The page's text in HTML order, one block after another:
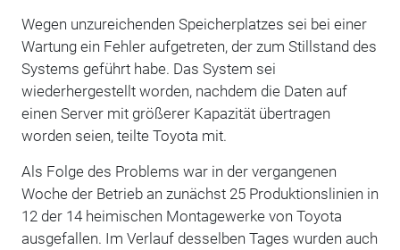
Wegen unzureichenden Speicherplatzes sei bei einer
Wartung ein Fehler aufgetreten, der zum Stillstand des
Systems geführt habe. Das System sei
wiederhergestellt worden, nachdem die Daten auf
einen Server mit größerer Kapazität übertragen
worden seien, teilte Toyota mit.
Als Folge des Problems war in der vergangenen
Woche der Betrieb an zunächst 25 Produktionslinien in
12 der 14 heimischen Montagewerke von Toyota
ausgefallen. Im Verlauf desselben Tages wurden auch